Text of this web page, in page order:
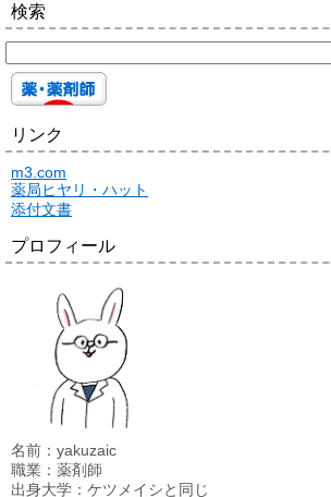
検索
リンク
m3.com
薬局ヒヤリ・ハット
添付文書
プロフィール
名前：yakuzaic
職業：薬剤師
出身大学：ケツメイシと同じ